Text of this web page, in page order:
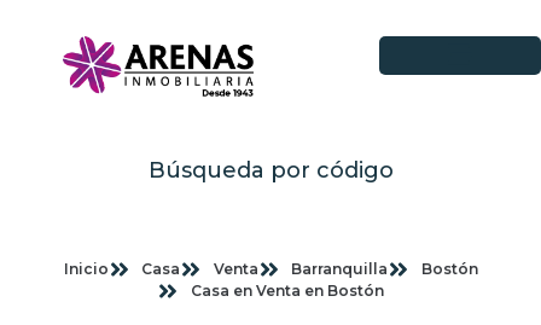
Búsqueda por código
Inicio Casa Venta Barranquilla
Bostón
Casa en Venta en Bostón